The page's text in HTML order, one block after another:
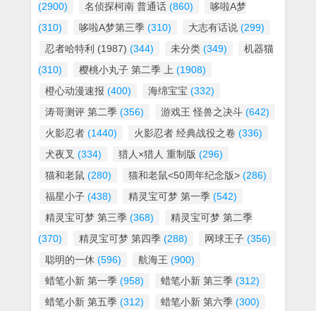
(2900)
名侦探柯南 普通话 (860)
哆啦A梦
(310)
哆啦A梦第三季 (310) 大志有话说 (299)
忍者哈特利 (1987) (344) 未分类 (349)
机器猫
(310)
樱桃小丸子 第二季 上 (1908)
橙心动漫速报 (400) 海绵宝宝 (332)
涛哥测评 第二季 (356) 游戏王 怪兽之决斗 (642)
火影忍者 (1440) 火影忍者 经典战役之卷 (336)
犬夜叉 (334) 猎人×猎人 重制版 (296)
猫和老鼠 (280) 猫和老鼠<50周年纪念版> (286)
福星小子 (438) 精灵宝可梦 第一季 (542)
精灵宝可梦 第三季 (368)
精灵宝可梦 第二季
(370)
精灵宝可梦 第四季 (288) 网球王子 (356)
聪明的一休 (596) 航海王 (900)
蜡笔小新 第一季 (958) 蜡笔小新 第三季 (312)
蜡笔小新 第五季 (312) 蜡笔小新 第六季 (300)